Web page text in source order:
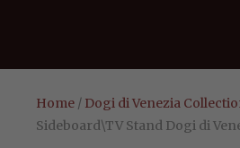
Home / Dogi di Venezia
Sideboard\TV Stand Dogi di